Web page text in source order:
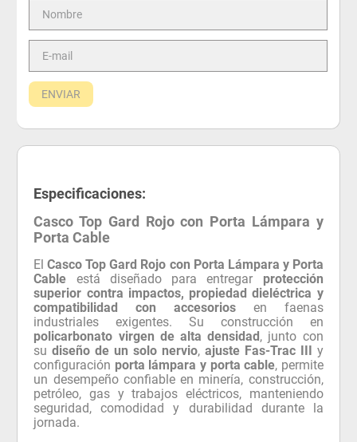
ENVIAR
Especificaciones:
Casco Top Gard Rojo con Porta Lámpara y
Porta Cable
ElCasco Top Gard Rojo con Porta Lámpara y Porta
Cable está diseñado para entregar protección
superior contra impactos, propiedad dieléctrica y
compatibilidad con accesorios en faenas
industriales exigentes. Su construcción en
policarbonato virgen de alta densidad, junto con
sudiseño de un solo nervio, ajuste Fas-Trac III y
configuración porta lámpara y porta cable, permite
un desempeño confiable en minería, construcción,
petróleo, gas y trabajos eléctricos, manteniendo
seguridad, comodidad y durabilidad durante la
jornada.